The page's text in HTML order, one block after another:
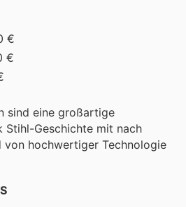
€
€
sind eine großartige
Stihl-Geschichte mit nach
von hochwertiger Technologie